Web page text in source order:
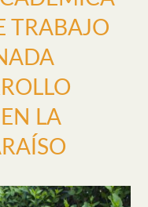
TRABAJO
LA